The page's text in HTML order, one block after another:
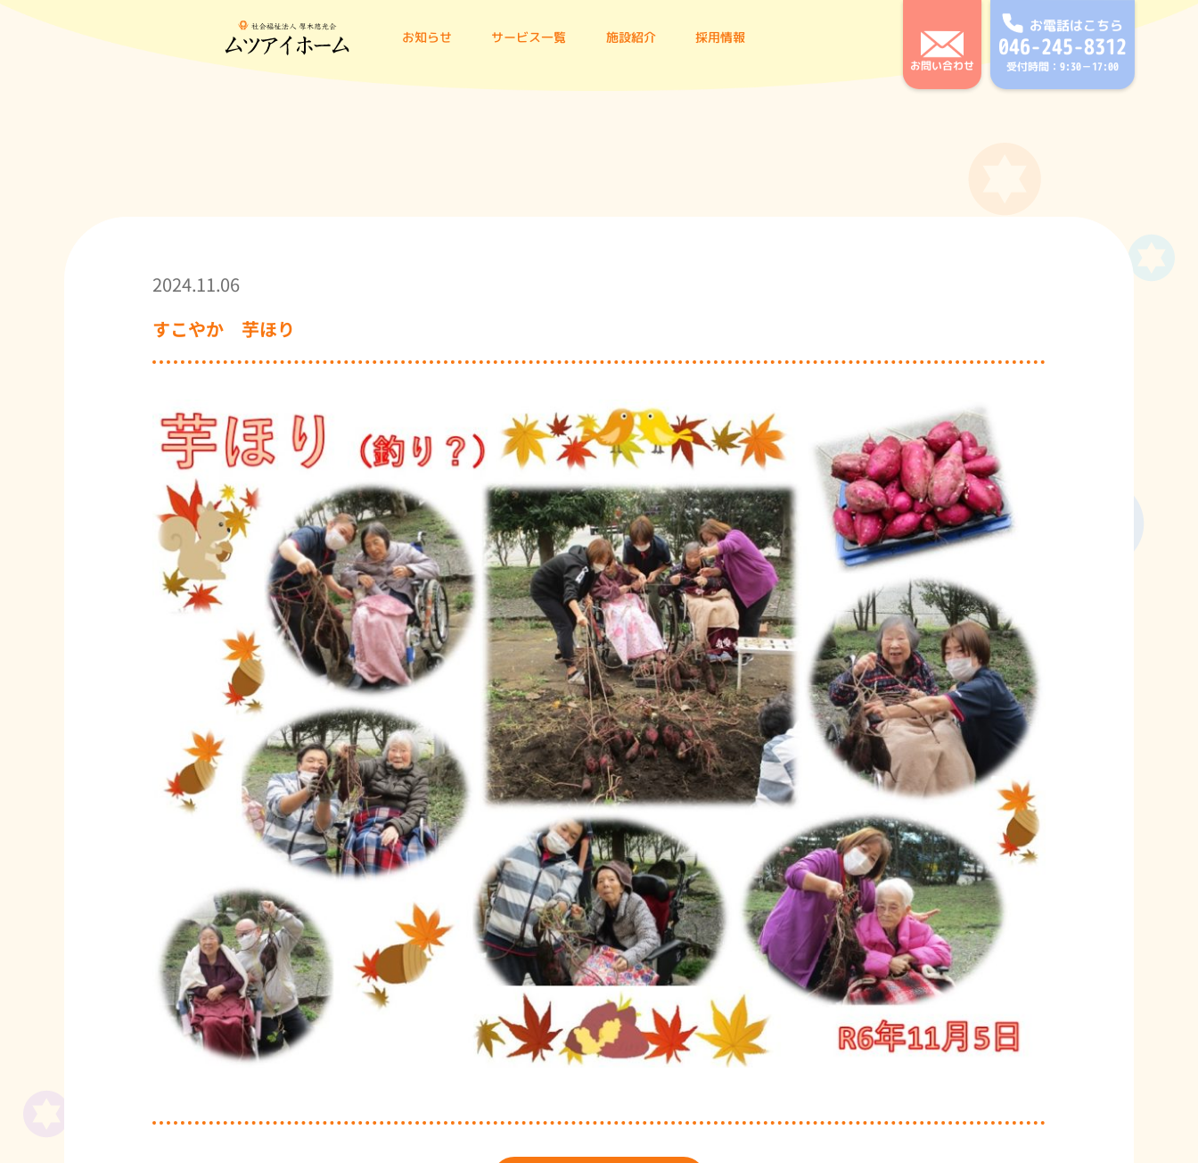
お知らせ サービス一覧 施設紹介 採用情報
お問い合わせ
お電話はこちら
046-245-8312
受付時間：9:30－17:00
2024.11.06
すこやか 芋ほり